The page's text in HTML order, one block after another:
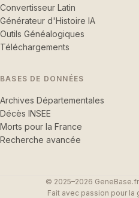
Convertisseur Latin
Générateur d'Histoire IA
Outils Généalogiques
Téléchargements
BASES DE DONNÉES
Archives Départementales
Décès INSEE
Morts pour la France
Recherche avancée
© 2025–2026
Fait avec passion pour la